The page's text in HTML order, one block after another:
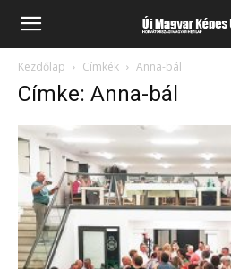
Kezdőlap Címkék Anna-bál
Címke: Anna-bál